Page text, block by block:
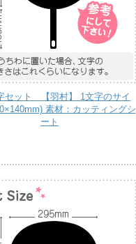
セット 【羽村】 1文字のサイ
素材：カッティングシ
ート